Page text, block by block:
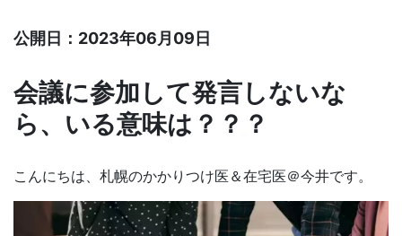
公開日：2023年06月09日
会議に参加して発言しないな
ら、いる意味は？？？
こんにちは、札幌のかかりつけ医＆在宅医＠今井です。